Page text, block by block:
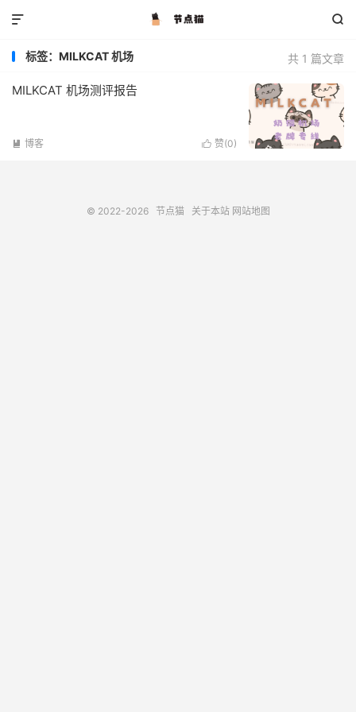


共 1 篇文章
标签：MILKCAT 机场
MILKCAT 机场测评报告
 赞(0)
 博客
© 2022-2026 节点猫 关于本站 网站地图